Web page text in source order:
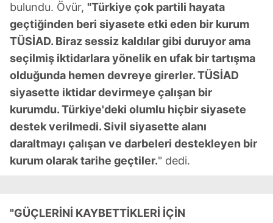
bulundu. Övür, "Türkiye çok partili hayata
geçtiğinden beri siyasete etki eden bir kurum
TÜSİAD. Biraz sessiz kaldılar gibi duruyor ama
seçilmiş iktidarlara yönelik en ufak bir tartışma
olduğunda hemen devreye girerler. TÜSİAD
siyasette iktidar devirmeye çalışan bir
kurumdu. Türkiye'deki olumlu hiçbir siyasete
destek verilmedi. Sivil siyasette alanı
daraltmayı çalışan ve darbeleri destekleyen bir
kurum olarak tarihe geçtiler." dedi.
"GÜÇLERİNİ KAYBETTİKLERİ İÇİN